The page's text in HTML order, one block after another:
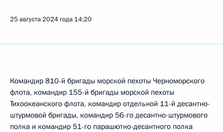
25 августа 2024 года 14:20
Командир 810-й бригады морской пехоты Черноморского
флота, командир 155-й бригады морской пехоты
Тихоокеанского флота, командир отдельной 11-й десантно-
штурмовой бригады, командир 56-го десантно-штурмового
полка и командир 51-го парашютно-десантного полка